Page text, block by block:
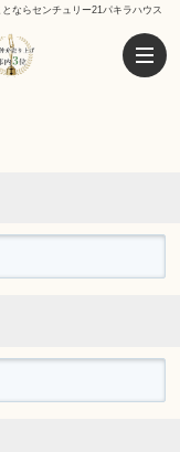
ならセンチュリー21パキラハウス